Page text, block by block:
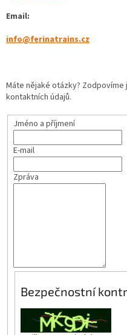
Email:
info@ferinatrains.cz
Máte nějaké otázky?
kontaktních údajů.
Jméno a příjmení
E-mail
Zpráva
Bezpečnostní